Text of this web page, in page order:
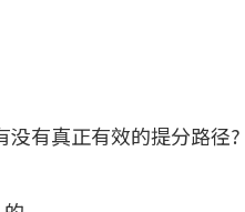
没有真正有效的提分路径?